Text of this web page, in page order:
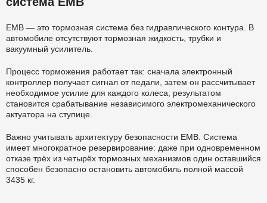
EMB — это тормозная система без гидравлического контура. В
автомобиле отсутствуют тормозная жидкость, трубки и
вакуумный усилитель.
Процесс торможения работает так: сначала электронный
контроллер получает сигнал от педали, затем он рассчитывает
необходимое усилие для каждого колеса, результатом
становится срабатывание независимого электромеханического
актуатора на ступице.
Важно учитывать архитектуру безопасности EMB. Система
имеет многократное резервирование: даже при одновременном
отказе трёх из четырёх тормозных механизмов один оставшийся
способен безопасно остановить автомобиль полной массой
3435 кг.